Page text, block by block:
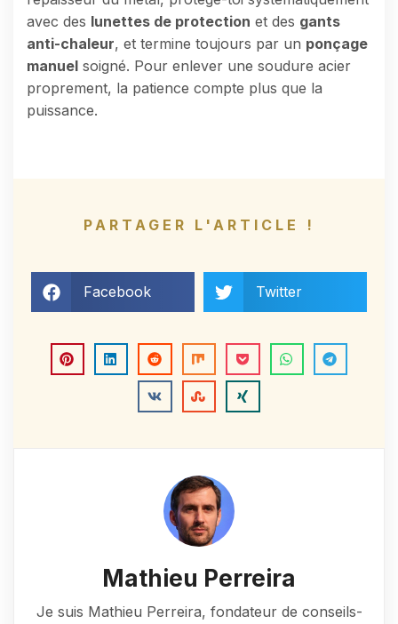
avec des lunettes de protection et des gants
anti-chaleur, et termine toujours par un ponçage
manuel soigné. Pour enlever une soudure acier
proprement, la patience compte plus que la
puissance.
PARTAGER L'ARTICLE !
Facebook Twitter
Mathieu Perreira
Je suis Mathieu Perreira, fondateur de conseils-